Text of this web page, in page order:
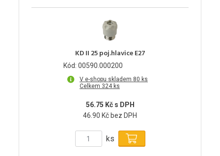
KD II 25 poj.hlavice E27
Kód: 00590.000200
V e-shopu skladem 80 ks
Celkem 324 ks
56.75 Kč s DPH
46.90 Kč bez DPH
ks